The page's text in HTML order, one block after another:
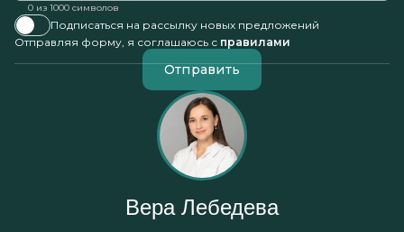
0 из 1000 символов
Подписаться на рассылку новых предложений
Отправляя форму, я соглашаюсь с правилами
Отправить
Вера Лебедева